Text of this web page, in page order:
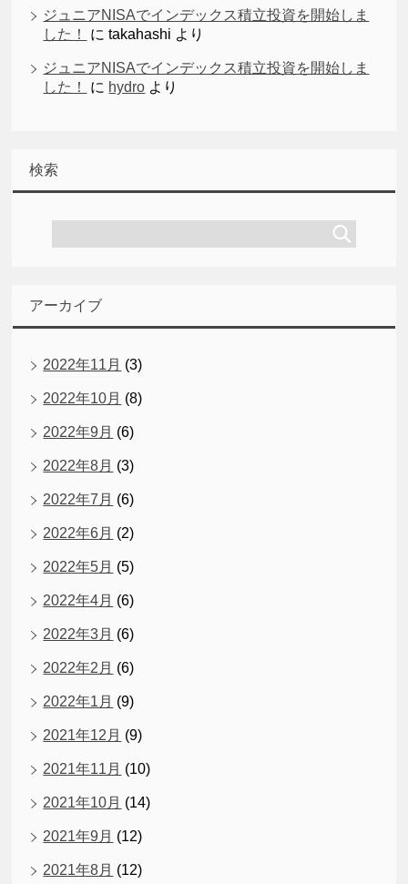
ジュニアNISAでインデックス積立投資を開始しま
した！
にtakahashi より
ジュニアNISAでインデックス積立投資を開始しま
した！
に hydro より
検索
アーカイブ
2022年11月 (3)
2022年10月 (8)
2022年9月 (6)
2022年8月 (3)
2022年7月 (6)
2022年6月 (2)
2022年5月 (5)
2022年4月 (6)
2022年3月 (6)
2022年2月 (6)
2022年1月 (9)
2021年12月 (9)
2021年11月 (10)
2021年10月 (14)
2021年9月 (12)
2021年8月 (12)